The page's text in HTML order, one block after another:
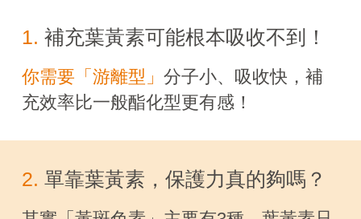
1. 補充葉黃素可能根本吸收不到！
你需要「游離型」 分子小、吸收快，補
充效率比一般酯化型更有感！
2. 單靠葉黃素，保護力真的夠嗎？